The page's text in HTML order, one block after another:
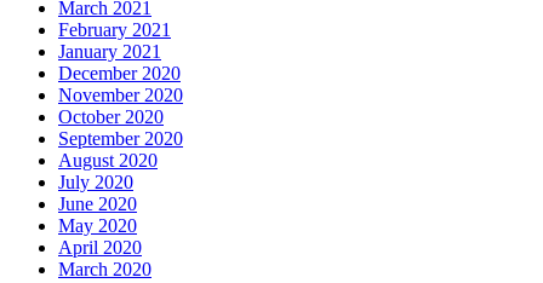
March 2021
February 2021
January 2021
December 2020
November 2020
October 2020
September 2020
August 2020
July 2020
June 2020
May 2020
April 2020
March 2020